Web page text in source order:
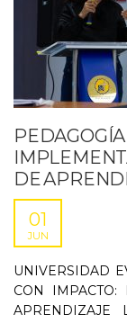
DE
01
JUN
UNIVERSIDAD
CON IMPACTO:
APRENDIZAJE